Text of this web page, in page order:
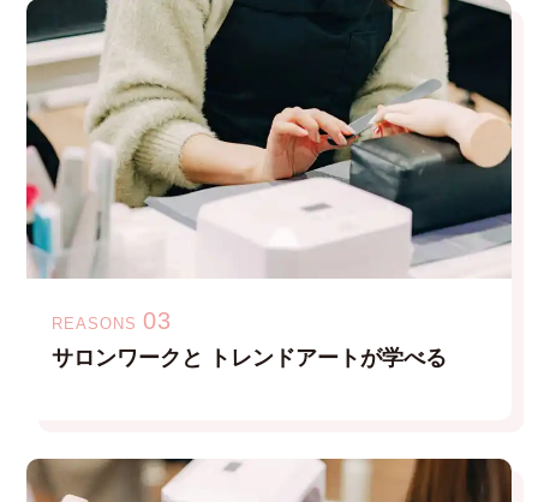
REASONS 03
サロンワークと トレンドアートが学べる